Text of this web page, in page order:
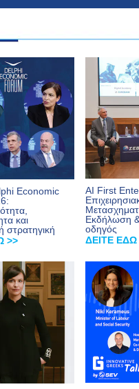
Economic
και
στρατηγική
>>
AI First
Εκδήλωση
οδηγός
ΔΕΙΤΕ ΕΔΩ